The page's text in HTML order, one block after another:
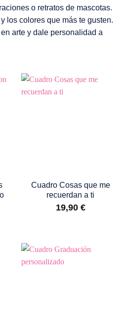
o retratos de mascotas.
los colores que más te gusten.
arte y dale personalidad a
Cuadro Cosas que me
recuerdan a ti
19,90 €